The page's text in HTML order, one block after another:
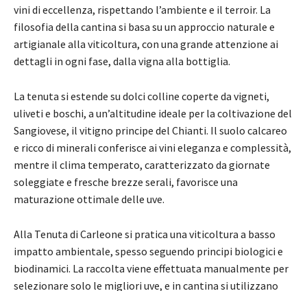
vini di eccellenza, rispettando l’ambiente e il terroir. La
filosofia della cantina si basa su un approccio naturale e
artigianale alla viticoltura, con una grande attenzione ai
dettagli in ogni fase, dalla vigna alla bottiglia.
La tenuta si estende su dolci colline coperte da vigneti,
uliveti e boschi, a un’altitudine ideale per la coltivazione del
Sangiovese, il vitigno principe del Chianti. Il suolo calcareo
e ricco di minerali conferisce ai vini eleganza e complessità,
mentre il clima temperato, caratterizzato da giornate
soleggiate e fresche brezze serali, favorisce una
maturazione ottimale delle uve.
Alla Tenuta di Carleone si pratica una viticoltura a basso
impatto ambientale, spesso seguendo principi biologici e
biodinamici. La raccolta viene effettuata manualmente per
selezionare solo le migliori uve, e in cantina si utilizzano